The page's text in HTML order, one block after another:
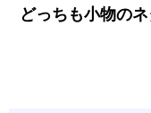
どっちも小物の